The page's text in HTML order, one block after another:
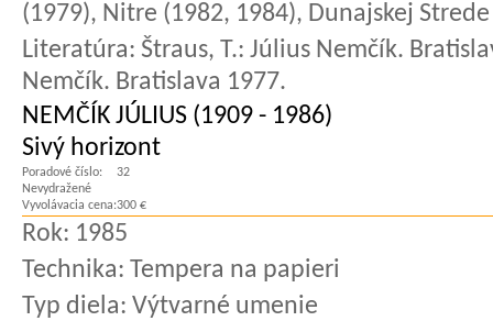
(1979), Nitre (1982, 1984), Dunajskej
Literatúra: Štraus, T.: Július Nemčík.
Nemčík. Bratislava 1977.
NEMČÍK JÚLIUS (1909 - 1986)
Sivý horizont
Poradové číslo:
32
Nevydražené
Vyvolávacia cena:300 €
Rok: 1985
Technika: Tempera na papieri
Typ diela: Výtvarné umenie